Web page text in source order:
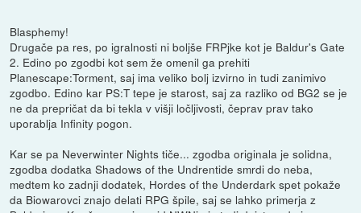
Blasphemy!
Drugače pa res, po igralnosti ni boljše FRPjke kot je Baldur's Gate
2. Edino po zgodbi kot sem že omenil ga prehiti
Planescape:Torment, saj ima veliko bolj izvirno in tudi zanimivo
zgodbo. Edino kar PS:T tepe je starost, saj za razliko od BG2 se je
ne da prepričat da bi tekla v višji ločljivosti, čeprav prav tako
uporablja Infinity pogon.
Kar se pa Neverwinter Nights tiče... zgodba originala je solidna,
zgodba dodatka Shadows of the Undrentide smrdi do neba,
medtem ko zadnji dodatek, Hordes of the Underdark spet pokaže
da Biowarovci znajo delati RPG špile, saj se lahko primerja z